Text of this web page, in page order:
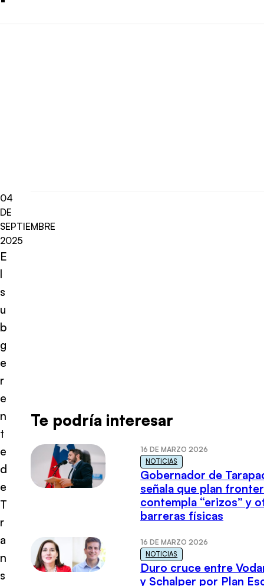
04
DE
SEPTIEMBRE
2025
E
l
s
u
b
g
e
r
e
n
t
e
d
e
T
r
a
n
s
Te podría interesar
16 DE MARZO 2026
NOTICIAS
Gobernador de
señala que plan
contempla “erizos” y
barreras físicas
16 DE MARZO 2026
NOTICIAS
Duro cruce entre
y Schalper por Plan